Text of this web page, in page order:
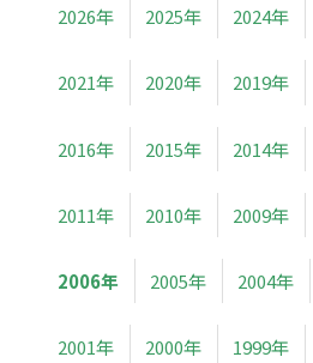
2026年 2025年 2024年
2021年 2020年 2019年
2016年 2015年 2014年
2011年 2010年 2009年
2006年 2005年 2004年
2001年 2000年 1999年